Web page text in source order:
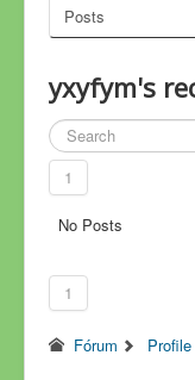
Posts
yxyfym's
1
No Posts
1
Fórum